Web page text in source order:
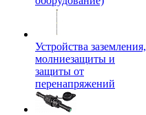
Устройства заземления,
молниезащиты и
защиты от
перенапряжений